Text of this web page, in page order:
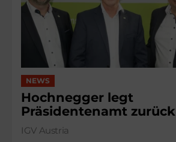
NEWS
Hochnegger legt
Präsidentenamt zurück
IGV Austria